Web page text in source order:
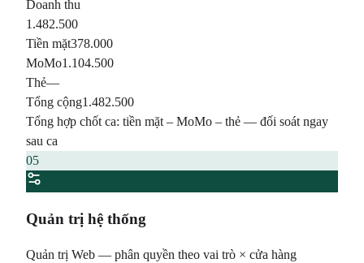
Doanh thu
1.482.500
Tiền mặt378.000
MoMo1.104.500
Thẻ—
Tổng cộng1.482.500
Tổng hợp chốt ca: tiền mặt – MoMo – thẻ — đối soát ngay
sau ca
05
Quản trị hệ thống
Quản trị Web — phân quyền theo vai trò × cửa hàng